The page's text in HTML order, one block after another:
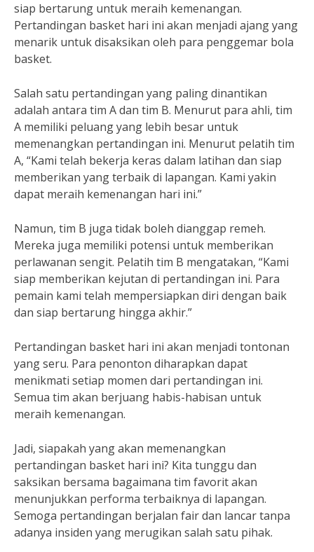
siap bertarung untuk meraih kemenangan.
Pertandingan basket hari ini akan menjadi ajang yang
menarik untuk disaksikan oleh para penggemar bola
basket.
Salah satu pertandingan yang paling dinantikan
adalah antara tim A dan tim B. Menurut para ahli, tim
A memiliki peluang yang lebih besar untuk
memenangkan pertandingan ini. Menurut pelatih tim
A, “Kami telah bekerja keras dalam latihan dan siap
memberikan yang terbaik di lapangan. Kami yakin
dapat meraih kemenangan hari ini.”
Namun, tim B juga tidak boleh dianggap remeh.
Mereka juga memiliki potensi untuk memberikan
perlawanan sengit. Pelatih tim B mengatakan, “Kami
siap memberikan kejutan di pertandingan ini. Para
pemain kami telah mempersiapkan diri dengan baik
dan siap bertarung hingga akhir.”
Pertandingan basket hari ini akan menjadi tontonan
yang seru. Para penonton diharapkan dapat
menikmati setiap momen dari pertandingan ini.
Semua tim akan berjuang habis-habisan untuk
meraih kemenangan.
Jadi, siapakah yang akan memenangkan
pertandingan basket hari ini? Kita tunggu dan
saksikan bersama bagaimana tim favorit akan
menunjukkan performa terbaiknya di lapangan.
Semoga pertandingan berjalan fair dan lancar tanpa
adanya insiden yang merugikan salah satu pihak.